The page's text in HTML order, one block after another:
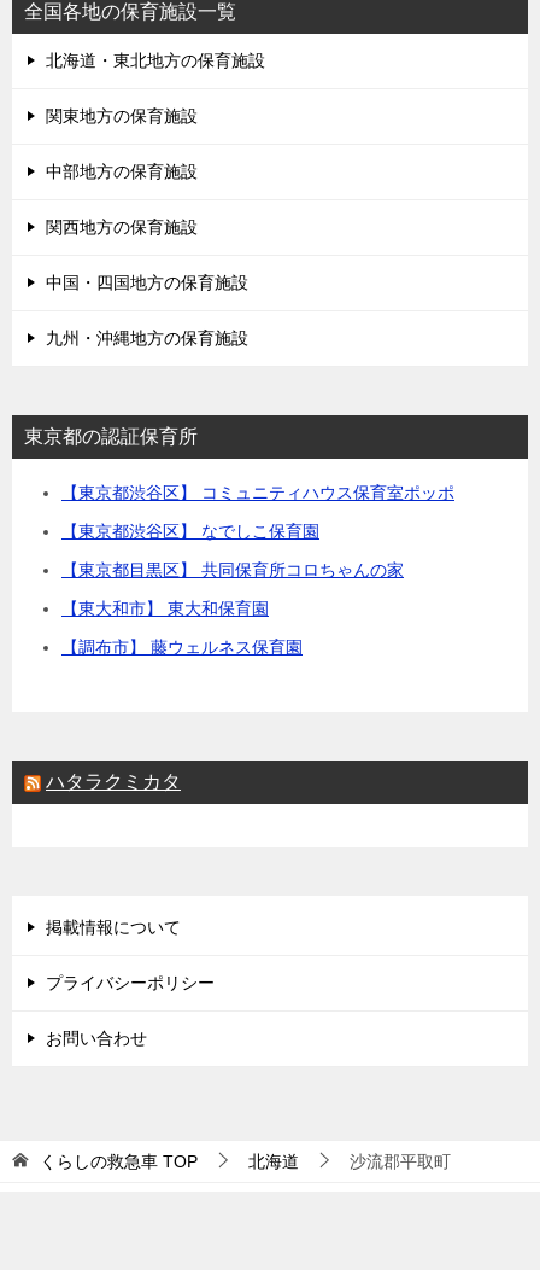
全国各地の保育施設一覧
北海道・東北地方の保育施設
関東地方の保育施設
中部地方の保育施設
関西地方の保育施設
中国・四国地方の保育施設
九州・沖縄地方の保育施設
東京都の認証保育所
【東京都渋谷区】 コミュニティハウス保育室ポッポ
【東京都渋谷区】 なでしこ保育園
【東京都目黒区】 共同保育所コロちゃんの家
【東大和市】 東大和保育園
【調布市】 藤ウェルネス保育園
ハタラクミカタ
掲載情報について
プライバシーポリシー
お問い合わせ
くらしの救急車 TOP 北海道 沙流郡平取町